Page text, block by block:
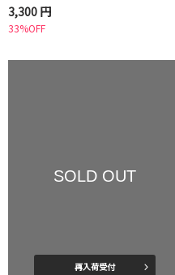
3,300 円
33%OFF
SOLD OUT
再入荷受付